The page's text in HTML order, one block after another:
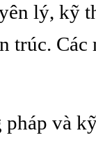
lý, kỹ
trúc. Các
và